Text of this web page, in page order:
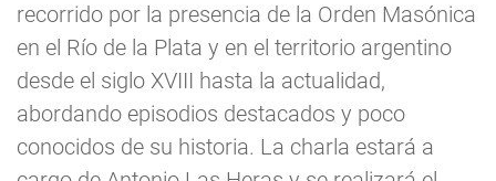
recorrido por la presencia de la Orden Masónica
en el Río de la Plata y en el territorio argentino
desde el siglo XVIII hasta la actualidad,
abordando episodios destacados y poco
conocidos de su historia. La charla estará a